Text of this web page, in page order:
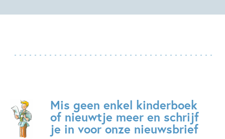
Mis geen enkel kinderboek
of nieuwtje meer en schrijf
je in voor onze nieuwsbrief